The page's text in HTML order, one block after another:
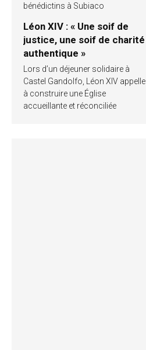
bénédictins à Subiaco
Léon XIV : « Une soif de
justice, une soif de charité
authentique »
Lors d’un déjeuner solidaire à
Castel Gandolfo, Léon XIV appelle
à construire une Église
accueillante et réconciliée